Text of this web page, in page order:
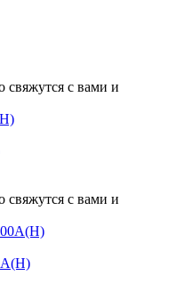
свяжутся с вами и
свяжутся с вами и